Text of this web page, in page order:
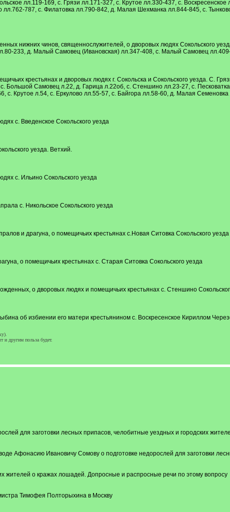
лл.119-169, с. Грязи лл.171-327, с. Крутое лл.330-437, с.
лл.762-787, с. Филатовка лл.790-842, д. Малая Шехманка лл.844-845, с.
нижних чинов, священнослужителей, о дворовых людях Сокольского
233, д. Малый Самовец (Ивановская) лл.347-408, с. Малый Самовец
крестьянах и дворовых людях г. Сокольска и Сокольского уезда. С.
Большой Самовец л.22, д. Гарица л.22об, с. Стеншино лл.23-27, с.
Крутое л.54, с. Еркулово лл.55-57, с. Байгора лл.58-60, д. Малая Семеновка
с. Введенское Сокольского уезда
уезда. Ветхий.
с. Ильино Сокольского уезда
с. Никольское Сокольского уезда
и драгуна, о помещичьих крестьянах с.Новая Ситовка Сокольского уезда
о помещичьих крестьянах с. Старая Ситовка Сокольского уезда
о дворовых людях и помещичьих крестьянах с. Стеншино
об избиении его матери крестьянином с. Воскресенское Кириллом
и другим польза будет.
для заготовки лесных припасов, челобитные уездных и городских
Афонасию Ивановичу Сомову о подготовке недорослей для заготовки
жителей о кражах лошадей. Допросные и распросные речи по этому вопросу
Тимофея Полторыхина в Москву